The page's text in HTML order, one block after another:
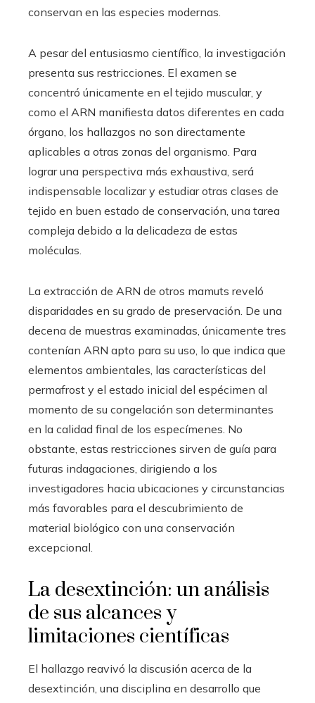
conservan en las especies modernas.
A pesar del entusiasmo científico, la investigación
presenta sus restricciones. El examen se
concentró únicamente en el tejido muscular, y
como el ARN manifiesta datos diferentes en cada
órgano, los hallazgos no son directamente
aplicables a otras zonas del organismo. Para
lograr una perspectiva más exhaustiva, será
indispensable localizar y estudiar otras clases de
tejido en buen estado de conservación, una tarea
compleja debido a la delicadeza de estas
moléculas.
La extracción de ARN de otros mamuts reveló
disparidades en su grado de preservación. De una
decena de muestras examinadas, únicamente tres
contenían ARN apto para su uso, lo que indica que
elementos ambientales, las características del
permafrost y el estado inicial del espécimen al
momento de su congelación son determinantes
en la calidad final de los especímenes. No
obstante, estas restricciones sirven de guía para
futuras indagaciones, dirigiendo a los
investigadores hacia ubicaciones y circunstancias
más favorables para el descubrimiento de
material biológico con una conservación
excepcional.
La desextinción: un análisis
de sus alcances y
limitaciones científicas
El hallazgo reavivó la discusión acerca de la
desextinción, una disciplina en desarrollo que